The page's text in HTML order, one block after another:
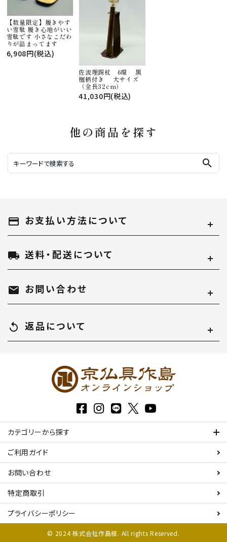
【数量限定】履きやす
い雪駄 履き心地がいい
雪駄です 小さなこだわ
りが詰まってます
6,908円(税込)
佐波理錫杖 6環 黒
檀柄付き 大サイズ
（全長32cm）
41,030円(税込)
他の商品を探す
search
payment お支払い方法について
local_shipping 送料・配送について
mail お問い合わせ
replay 返品について
カテゴリーから探す
ご利用ガイド
お問い合わせ
特定商取引
プライバシーポリシー
© 2024 株式会社作島様. All rights Reserved.